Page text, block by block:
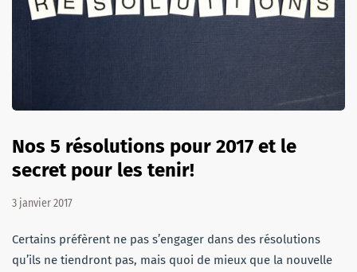
Nos 5 résolutions pour 2017 et le
secret pour les tenir!
3 janvier 2017
Certains préfèrent ne pas s’engager dans des résolutions
qu’ils ne tiendront pas, mais quoi de mieux que la nouvelle